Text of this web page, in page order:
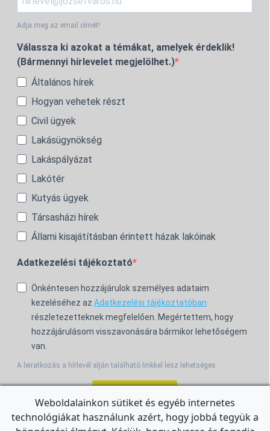
Adja meg az email címét!
Válassza ki azokat a témákat, amelyek érdeklik!
(Bármennyi hírlevelet megjelölhet.)
Általános hírek
Hogyan vehetek részt
Civil ügyek
Lakásügynökség
Lakáspályázat
Lakótér
Kutyás ügyek
Társasházi hírek
Állami kisajátításban érintett házak lakóinak
Adatkezelési tájékoztató
Önkéntesen hozzájárulok személyes adataim
kezeléséhez az Adatkezelési tájékoztatóban
részletezetteknek megfelelően. Megértettem, hogy
hozzájárulásom visszavonására bármikor lehetőségem
van.
A leiratkozás a hírlevél alján található linkkel lesz lehetséges.
For the English Newsletter, clickHERE.
Weboldalainkon sütiket és egyéb internetes
technológiákat használunk azért, hogy jobbá tegyük a